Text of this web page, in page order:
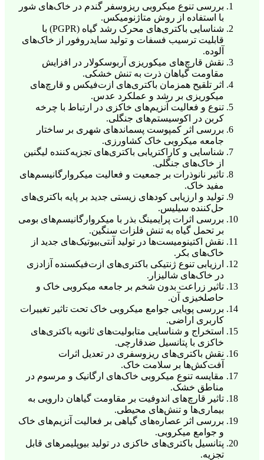
بررسی تنوع میکروبی ریزوسفر گندم در خاک‌های شور
با استفاده از روش متاژنومیکس.
شناسایی باکتری‌های محرک رشد گیاه (PGPR) با
قابلیت ترسیب فسفات و تولید سایدروفور از خاک‌های
آلوده.
نقش قارچ‌های میکوریزی آربوسکولار در افزایش
مقاومت گیاهان ذرت به تنش خشکی.
اثر تلقیح همزمان باکتری‌های ازت‌فیکس و قارچ‌های
میکوریزی بر رشد و عملکرد عدس.
تنوع و فعالیت آنزیم‌های خاکزی در ارتباط با چرخه
کربن در اکوسیستم‌های جنگلی.
بررسی اثر کمپوست پسماندهای شهری بر ساختار
جامعه میکروبی خاک کشاورزی.
شناسایی و کاراکتر‌یابی باکتری‌های تجزیه‌کننده لیگنین
از خاک‌های جنگلی.
تاثیر نانوذرات بر جمعیت و فعالیت میکروارگانیسم‌های
مفید خاک.
تولید و ارزیابی کودهای زیستی جدید بر پایه باکتری‌های
حل‌کننده سیلیس.
بررسی اثرات پرایمینگ بذر با میکروارگانیسم‌های بومی
بر تحمل گیاه به تنش فلزات سنگین.
نقش اکتینومیست‌ها در تولید آنتی‌بیوتیک‌های جدید از
خاک‌های بکر.
ارزیابی تنوع ژنتیکی باکتری‌های ازت‌فیکسنده آزادزی
در خاک‌های شالیزار.
تاثیر زراعت بدون شخم بر جامعه میکروبی خاک و
حاصلخیزی آن.
بررسی پویایی جوامع میکروبی خاک تحت تاثیر تغییرات
کاربری اراضی.
استخراج و شناسایی متابولیت‌های ثانویه باکتری‌های
خاکزی با پتانسیل ضدقارچی.
نقش باکتری‌های ریزوسفری در تعدیل اثرات
آفت‌کش‌ها بر سلامت خاک.
مقایسه تنوع میکروبی خاک‌های ارگانیک و مرسوم در
مناطق خشک.
تاثیر قارچ‌های اندوفیت بر مقاومت گیاهان دارویی به
بیماری‌ها و تنش‌های محیطی.
بررسی اثر عصاره‌های گیاهی بر فعالیت آنزیم‌های خاک
و جوامع میکروبی.
پتانسیل باکتری‌های خاکزی در تولید بیوپلیمرهای قابل
تجزیه.